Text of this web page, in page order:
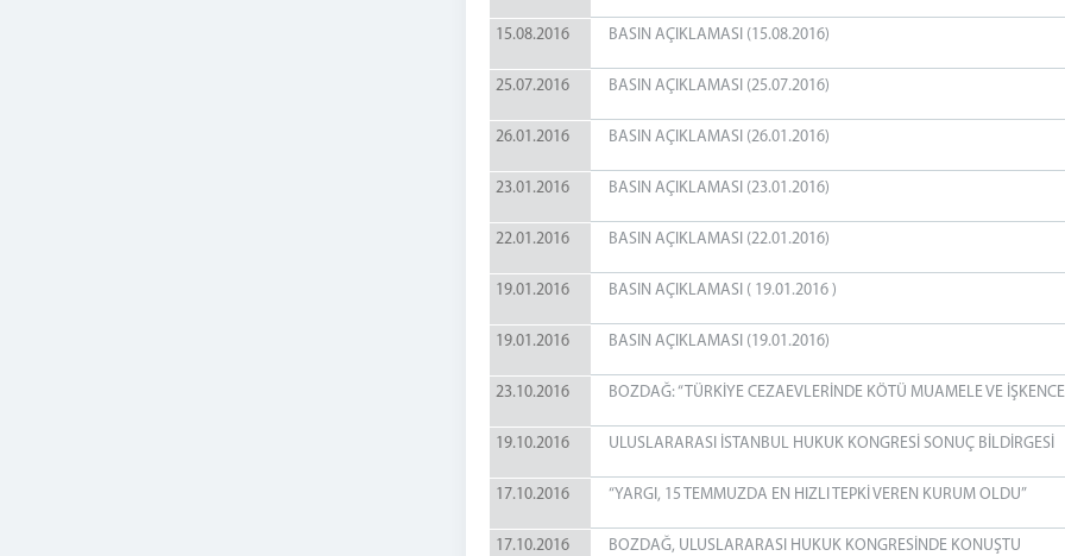
15.08.2016 BASIN AÇIKLAMASI (15.08.2016)
25.07.2016 BASIN AÇIKLAMASI (25.07.2016)
26.01.2016 BASIN AÇIKLAMASI (26.01.2016)
23.01.2016 BASIN AÇIKLAMASI (23.01.2016)
22.01.2016 BASIN AÇIKLAMASI (22.01.2016)
19.01.2016 BASIN AÇIKLAMASI ( 19.01.2016 )
19.01.2016 BASIN AÇIKLAMASI (19.01.2016)
23.10.2016 BOZDAĞ: “TÜRKİYE CEZAEVLERİNDE KÖTÜ MUAMELE VE
19.10.2016 ULUSLARARASI İSTANBUL HUKUK KONGRESİ SONUÇ BİLDİRGESİ
17.10.2016 “YARGI, 15 TEMMUZDA EN HIZLI TEPKİ VEREN KURUM OLDU”
17.10.2016 BOZDAĞ, ULUSLARARASI HUKUK KONGRESİNDE KONUŞTU